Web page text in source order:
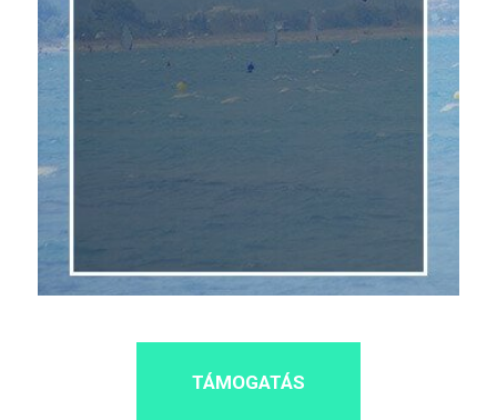
TÁMOGATÁS